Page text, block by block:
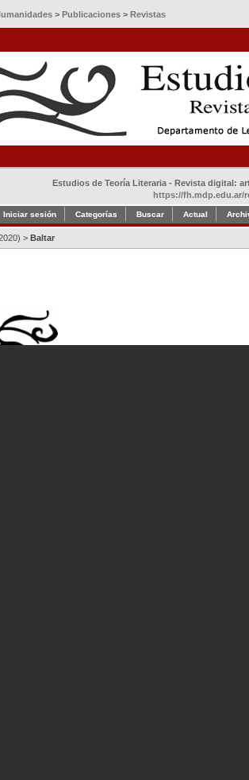
> Publicaciones > Revistas
Estudios de Teoría Literaria - Revista digital:
https://fh.mdp.edu.ar/
Iniciar sesión Categorías Buscar Actual
> Baltar